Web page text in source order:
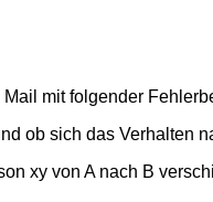
mit folgender
ob sich das Verhalten
xy von A nach B